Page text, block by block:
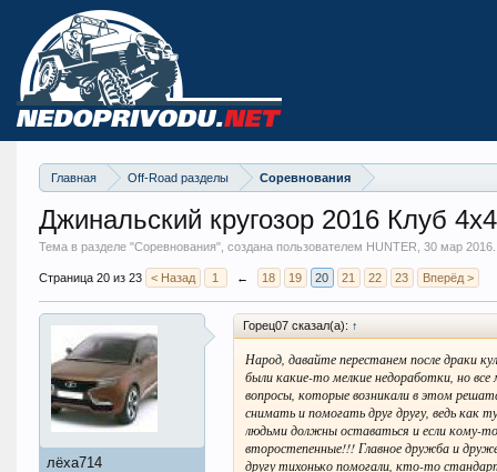
Главная Off-Road разделы Соревнования
Джинальский кругозор 2016 Клуб
Тема в разделе "Соревнования", создана пользователем HUNTER, 30 мар 2016.
Страница 20 из 23 < Назад 1 ← 18 19 20 21 22 23 Вперёд >
лёха714
Горец07 сказал(а): ↑
Народ, давайте перестанем после драки
были какие-то мелкие недоработки, но
вопросы, которые возникали в этом
снимать и помогать друг другу, ведь как
людьми должны оставаться и если кому-
второстепенные!!! Главное дружба и
другу тихонько помогали, кто-то